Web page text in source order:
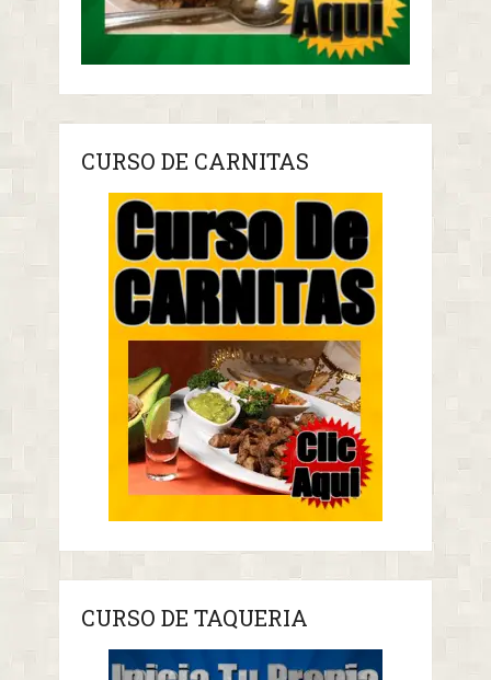
CURSO DE CARNITAS
CURSO DE TAQUERIA